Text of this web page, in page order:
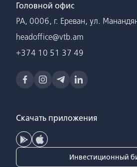
Головной офис
РА, 0006, г. Ереван, ул.
headoffice@vtb.am
+374 10 51 37 49
Скачать приложения
Инвестиционный